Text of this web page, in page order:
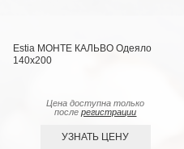
Estia МОНТЕ КАЛЬВО Одеяло
140х200
Цена доступна только
послерегистрации
УЗНАТЬ ЦЕНУ